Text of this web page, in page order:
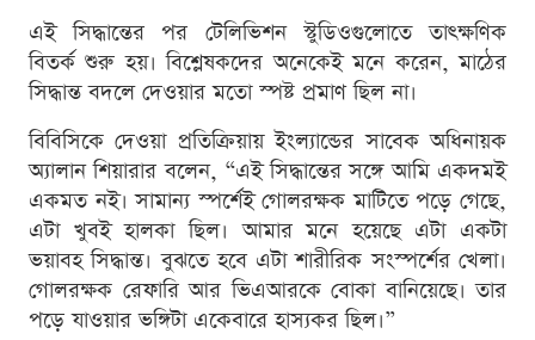
এই সিদ্ধান্তের পর টেলিভিশন স্টুডিওগুলোতে তাৎক্ষণিক
বিতর্ক শুরু হয়। বিশ্লেষকদের অনেকেই মনে করেন, মাঠের
সিদ্ধান্ত বদলে দেওয়ার মতো স্পষ্ট প্রমাণ ছিল না।
বিবিসিকে দেওয়া প্রতিক্রিয়ায় ইংল্যান্ডের সাবেক অধিনায়ক
অ্যালান শিয়ারার বলেন, “এই সিদ্ধান্তের সঙ্গে আমি একদমই
একমত নই। সামান্য স্পর্শেই গোলরক্ষক মাটিতে পড়ে গেছে,
এটা খুবই হালকা ছিল। আমার মনে হয়েছে এটা একটা
ভয়াবহ সিদ্ধান্ত। বুঝতে হবে এটা শারীরিক সংস্পর্শের খেলা।
গোলরক্ষক রেফারি আর ভিএআরকে বোকা বানিয়েছে। তার
পড়ে যাওয়ার ভঙ্গিটা একেবারে হাস্যকর ছিল।”